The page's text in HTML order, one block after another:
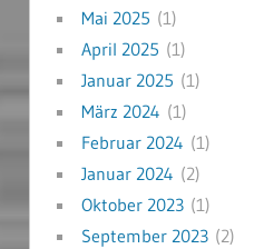
Mai 2025 (1)
April 2025 (1)
Januar 2025 (1)
März 2024 (1)
Februar 2024 (1)
Januar 2024 (2)
Oktober 2023(1)
September 2023(2)